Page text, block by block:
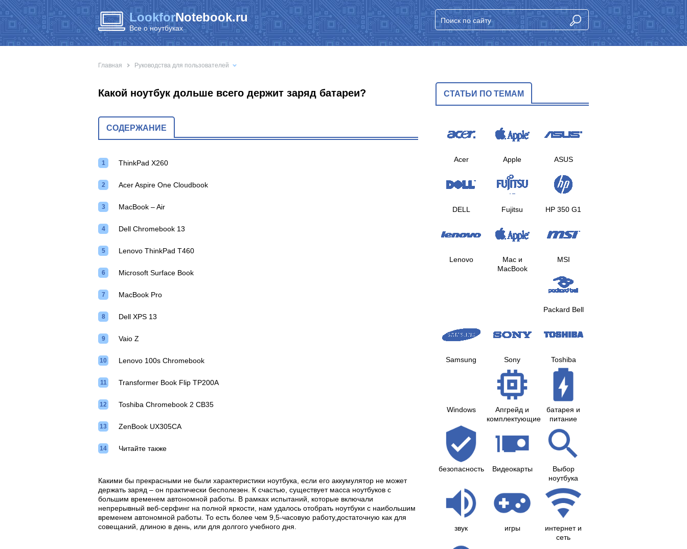
LookforNotebook.ru
Все о ноутбуках
Главная Руководства для пользователей
Какой ноутбук дольше всего держит заряд батареи?
СОДЕРЖАНИЕ
ThinkPad X260
Acer Aspire One Cloudbook
MacBook – Air
Dell Chromebook 13
Lenovo ThinkPad T460
Microsoft Surface Book
MacBook Pro
Dell XPS 13
Vaio Z
Lenovo 100s Chromebook
Transformer Book Flip TP200A
Toshiba Chromebook 2 CB35
ZenBook UX305CA
Читайте также
Какими бы прекрасными не были характеристики ноутбука, если его аккумулятор не может
держать заряд – он практически бесполезен. К счастью, существует масса ноутбуков с
большим временем автономной работы. В рамках испытаний, которые включали
непрерывный веб-серфинг на полной яркости, нам удалось отобрать ноутбуки с наибольшим
временем автономной работы. То есть более чем 9,5-часовую работу,достаточную как для
совещаний, длиною в день, или для долгого учебного дня.
СТАТЬИ ПО ТЕМАМ
Acer Apple ASUS
DELL Fujitsu HP 350 G1
Lenovo
Mac и
MacBook
MSI
Packard Bell
Samsung Sony Toshiba
Windows
Апгрейд и
комплектующие
батарея и
питание
безопасность Видеокарты
Выбор
ноутбука
звук игры
интернет и
сеть